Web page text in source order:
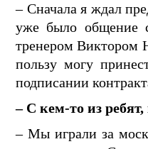
– Сначала я ждал
уже было общение
тренером Виктором
пользу могу
подписании
– С кем-то из
– Мы играли за